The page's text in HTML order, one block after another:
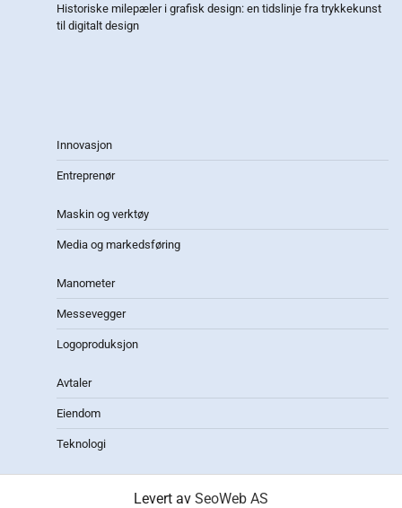
Historiske milepæler i grafisk design: en tidslinje fra trykkekunst
til digitalt design
Innovasjon
Entreprenør
Maskin og verktøy
Media og markedsføring
Manometer
Messevegger
Logoproduksjon
Avtaler
Eiendom
Teknologi
Levert av SeoWeb AS